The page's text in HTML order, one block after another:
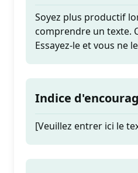
Soyez plus productif
comprendre un texte.
Essayez-le et vous ne
Indice
[Veuillez entrer ici le